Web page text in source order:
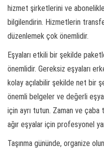
hizmet şirketlerini ve
bilgilendirin. Hizmetlerin
düzenlemek çok önemlidir.
Eşyaları etkili bir şekilde
önemlidir. Gereksiz eşyaları
kolay açılabilir şekilde net bir
önemli belgeler ve değerli
için ayrı tutun. Zaman ve
ağır eşyalar için profesyonel
Taşınma gününde, organize